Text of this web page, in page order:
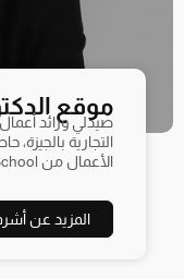
موقع
صيدلي ورائد
التجارية بالجيزة،
الأعمال من IMD Business School، لوزان، سويسرا.
المزيد عن